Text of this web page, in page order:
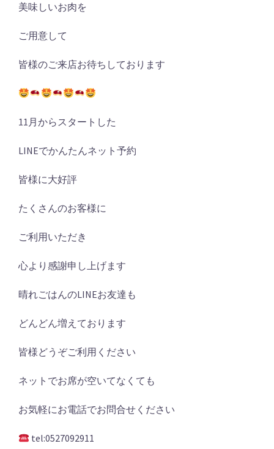
美味しいお肉を
ご用意して
皆様のご来店お待ちしております
11月からスタートした
LINEでかんたんネット予約
皆様に大好評
たくさんのお客様に
ご利用いただき
心より感謝申し上げます
晴れごはんのLINEお友達も
どんどん増えております
皆様どうぞご利用ください
ネットでお席が空いてなくても
お気軽にお電話でお問合せください
tel:0527092911